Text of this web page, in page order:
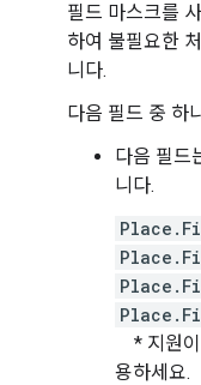
필드 마스크를
하여 불필요한
니다.
다음 필드 중 하
다음 필드
니다.
* 지원이
용하세요.